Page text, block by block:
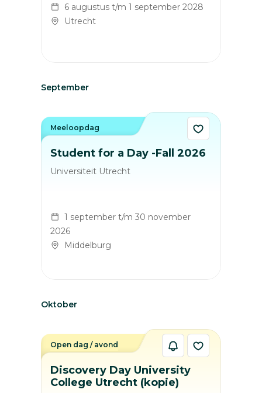
6 augustus t/m 1 september 2028
Utrecht
September
Student for a Day -Fall 2026
Universiteit Utrecht
1 september t/m 30 november
2026
Middelburg
Meeloopdag
Oktober
Discovery Day University
College Utrecht (kopie)
Open dag / avond